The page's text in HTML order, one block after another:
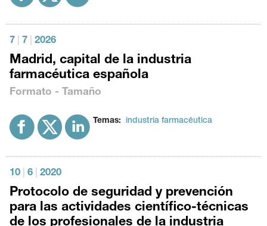
7 7 2026
Madrid, capital de la industria
farmacéutica española
Formato - Tamaño
Temas: industria farmacéutica
10 6 2020
Protocolo de seguridad y prevención
para las actividades científico-técnicas
de los profesionales de la industria